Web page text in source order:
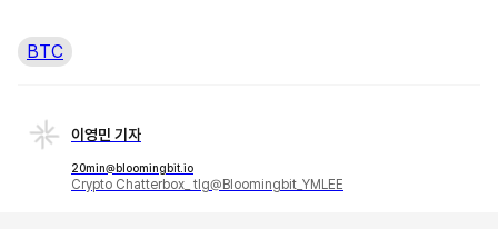
BTC
이영민 기자
20min@bloomingbit.io
Crypto Chatterbox_ tlg@Bloomingbit_YMLEE